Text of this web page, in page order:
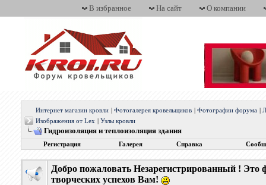
В избранное На сайт О компании
Интернет магазин кровли Фотогалерея кровельщиков Фотографии форума
Изображения от Lex
Узлы кровли
Гидроизоляция и теплоизоляция здания
Регистрация Галерея Справка
Добро пожаловать Незарегистрированный !
творческих успехов Вам!